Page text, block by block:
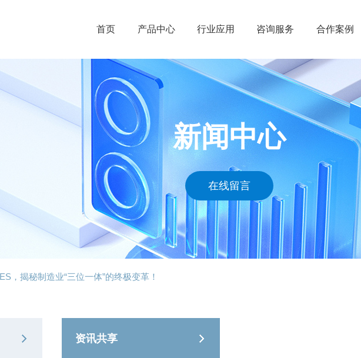
首页 产品中心
ENOVIA
CATIA
SIMULIA
BIOVIA
GEOVIA
EXALEAD
凯思产品
行业应用
工业设备
汽车与交通运输
包装消费品与零售
高科技
建筑、工程与施工
航空航天与国防
船舶与海洋工程
能源与材料
咨询服务
管理规划
技术服务
应用实施
运营维护
合作案例
工业设备
船舶与海
汽车与交
包装消费
生命科学
航空航天
建筑工程
新闻中心
在线留言
，揭秘制造业“三位一体”的终极变革！
资讯共享